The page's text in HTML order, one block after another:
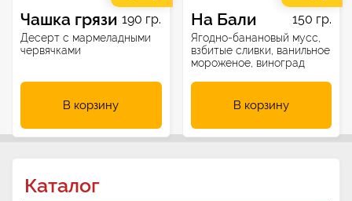
Чашка грязи 190 гр.
Десерт с мармеладными
червячками
В корзину
На Бали 150 гр.
Ягодно-банановый мусс,
взбитые сливки, ванильное
мороженое, виноград
В корзину
Каталог